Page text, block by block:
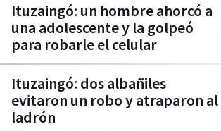
Ituzaingó: un hombre ahorcó a
una adolescente y la golpeó
para robarle el celular
Ituzaingó: dos albañiles
evitaron un robo y atraparon al
ladrón